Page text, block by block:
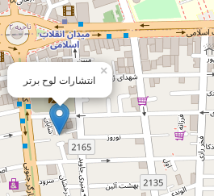
انتشارات لوح برتر
×